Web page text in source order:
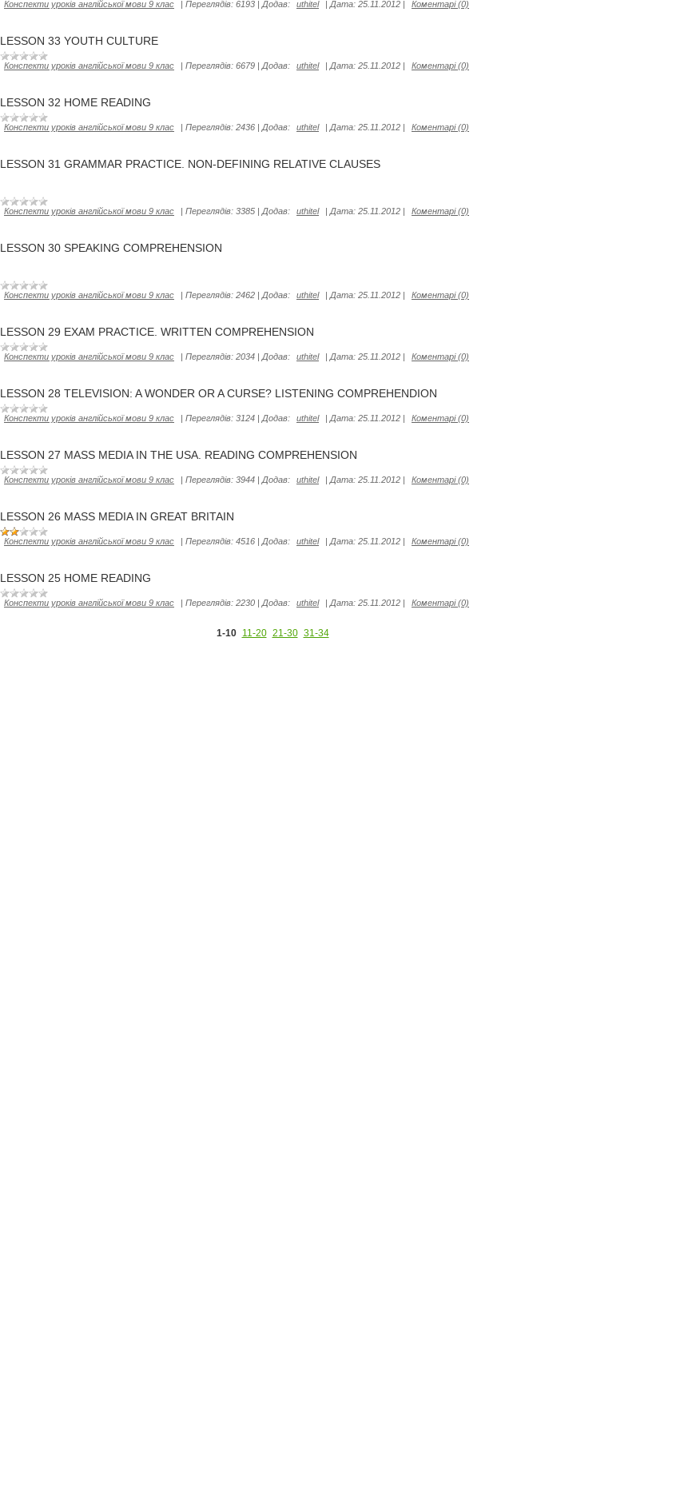
Конспекти уроків англійської мови 9 клас | Переглядів: 6193 | Додав: uthitel | Дата: 25.11.2012 | Коментарі (0)
LESSON 33 YOUTH CULTURE
Конспекти уроків англійської мови 9 клас | Переглядів: 6679 | Додав: uthitel | Дата: 25.11.2012 | Коментарі (0)
LESSON 32 HOME READING
Конспекти уроків англійської мови 9 клас | Переглядів: 2436 | Додав: uthitel | Дата: 25.11.2012 | Коментарі (0)
LESSON 31 GRAMMAR PRACTICE. NON-DEFINING RELATIVE CLAUSES
Конспекти уроків англійської мови 9 клас | Переглядів: 3385 | Додав: uthitel | Дата: 25.11.2012 | Коментарі (0)
LESSON 30 SPEAKING COMPREHENSION
Конспекти уроків англійської мови 9 клас | Переглядів: 2462 | Додав: uthitel | Дата: 25.11.2012 | Коментарі (0)
LESSON 29 EXAM PRACTICE. WRITTEN COMPREHENSION
Конспекти уроків англійської мови 9 клас | Переглядів: 2034 | Додав: uthitel | Дата: 25.11.2012 | Коментарі (0)
LESSON 28 TELEVISION: A WONDER OR A CURSE? LISTENING COMPREHENDION
Конспекти уроків англійської мови 9 клас | Переглядів: 3124 | Додав: uthitel | Дата: 25.11.2012 | Коментарі (0)
LESSON 27 MASS MEDIA IN THE USA. READING COMPREHENSION
Конспекти уроків англійської мови 9 клас | Переглядів: 3944 | Додав: uthitel | Дата: 25.11.2012 | Коментарі (0)
LESSON 26 MASS MEDIA IN GREAT BRITAIN
Конспекти уроків англійської мови 9 клас | Переглядів: 4516 | Додав: uthitel | Дата: 25.11.2012 | Коментарі (0)
LESSON 25 HOME READING
Конспекти уроків англійської мови 9 клас | Переглядів: 2230 | Додав: uthitel | Дата: 25.11.2012 | Коментарі (0)
1-10 11-20 21-30 31-34